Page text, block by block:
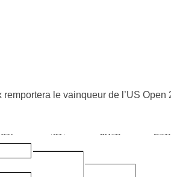
le vain­queur de l’US Open